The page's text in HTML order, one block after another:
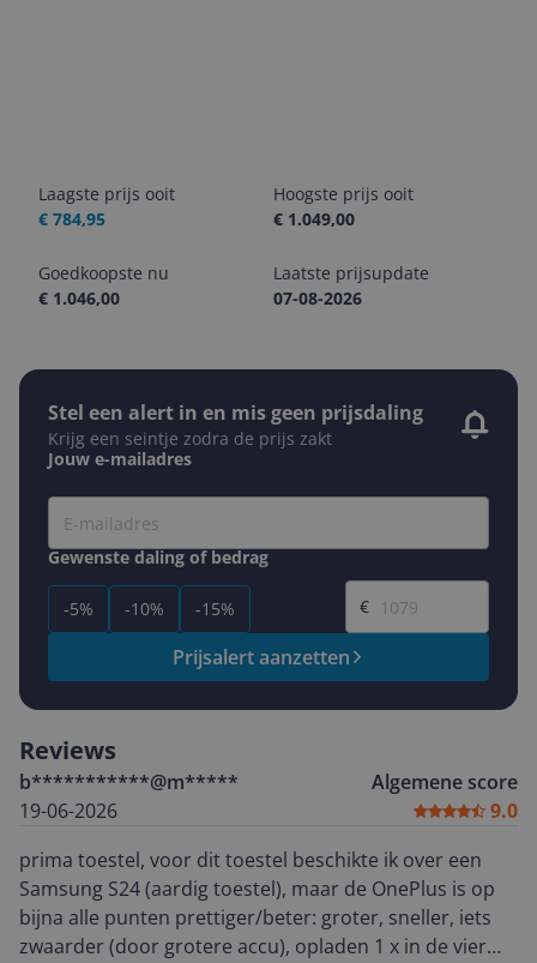
Laagste prijs ooit
€ 784,95
Hoogste prijs ooit
€ 1.049,00
Goedkoopste nu
€ 1.046,00
Laatste prijsupdate
07-08-2026
Stel een alert in en mis geen prijsdaling
Krijg een seintje zodra de prijs zakt
Jouw e-mailadres
Gewenste daling of bedrag
-5% -10% -15%
Gewenste prijs
€
Prijsalert aanzetten
Reviews
b***********@m*****
19-06-2026
Algemene score
9.0
prima toestel, voor dit toestel beschikte ik over een
Samsung S24 (aardig toestel), maar de OnePlus is op
bijna alle punten prettiger/beter: groter, sneller, iets
zwaarder (door grotere accu), opladen 1 x in de vier